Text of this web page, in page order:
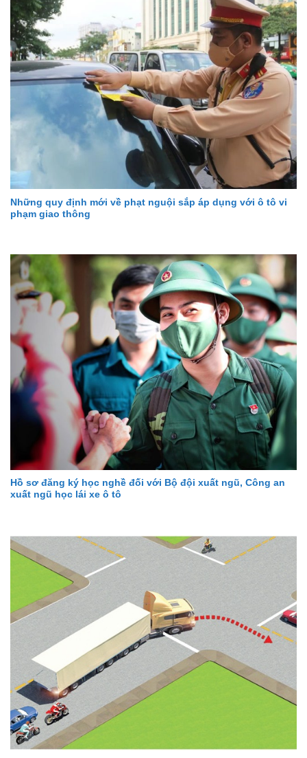
Những quy định mới về phạt nguội sắp áp dụng với ô tô vi
phạm giao thông
Hồ sơ đăng ký học nghề đối với Bộ đội xuất ngũ, Công an
xuất ngũ học lái xe ô tô